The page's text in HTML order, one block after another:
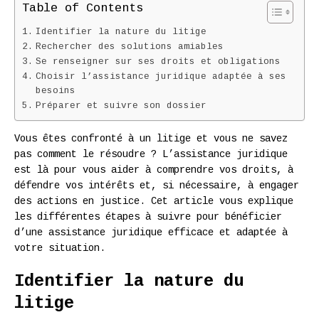
Table of Contents
Identifier la nature du litige
Rechercher des solutions amiables
Se renseigner sur ses droits et obligations
Choisir l’assistance juridique adaptée à ses
besoins
Préparer et suivre son dossier
Vous êtes confronté à un litige et vous ne savez
pas comment le résoudre ? L’assistance juridique
est là pour vous aider à comprendre vos droits, à
défendre vos intérêts et, si nécessaire, à engager
des actions en justice. Cet article vous explique
les différentes étapes à suivre pour bénéficier
d’une assistance juridique efficace et adaptée à
votre situation.
Identifier la nature du
litige